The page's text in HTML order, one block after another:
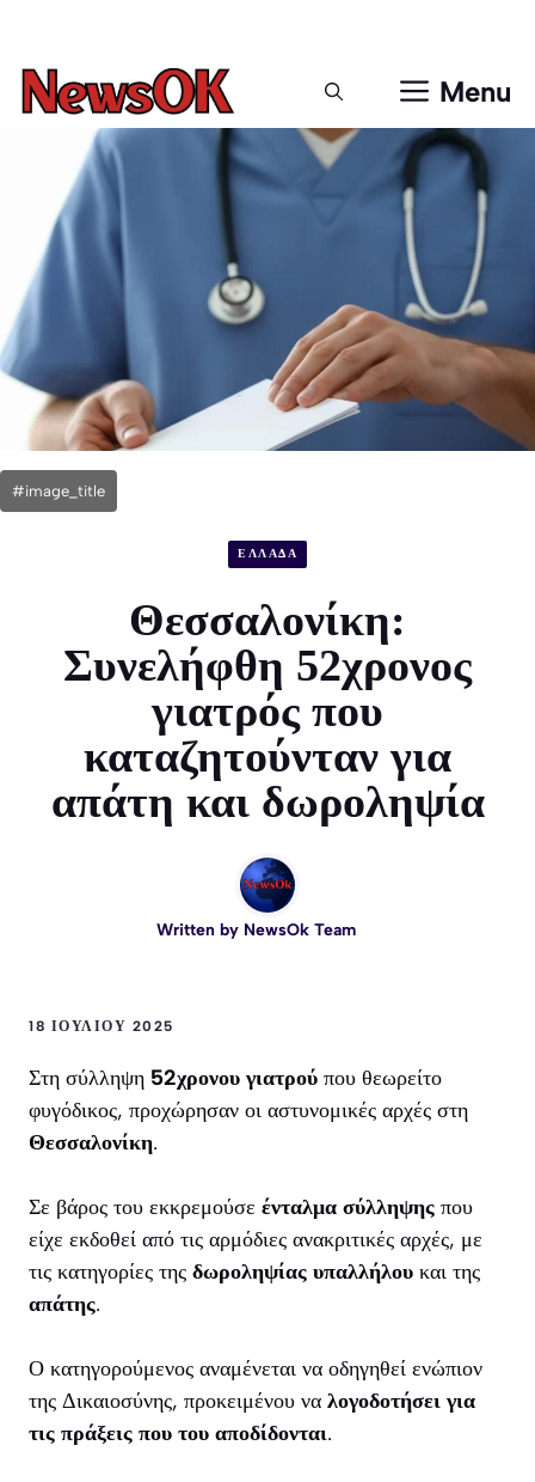
περιεχόμενο
Menu
#image_title
ΕΛΛΑΔΑ
Θεσσαλονίκη:
Συνελήφθη 52χρονος
γιατρός που
καταζητούνταν για
απάτη και δωροληψία
Written by NewsOk Team
18 ΙΟΥΛΊΟΥ 2025
Στη σύλληψη 52χρονου γιατρού που θεωρείτο
φυγόδικος, προχώρησαν οι αστυνομικές αρχές στη
Θεσσαλονίκη.
Σε βάρος του εκκρεμούσε ένταλμα σύλληψης που
είχε εκδοθεί από τις αρμόδιες ανακριτικές αρχές, με
τις κατηγορίες της δωροληψίας υπαλλήλου και της
απάτης.
Ο κατηγορούμενος αναμένεται να οδηγηθεί ενώπιον
της Δικαιοσύνης, προκειμένου να λογοδοτήσει για
τις πράξεις που του αποδίδονται.